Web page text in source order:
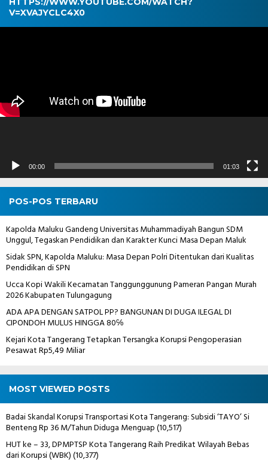
V=XVAJYCLC4X0
Pemutar
00:00 01:03
POS-POS TERBARU
Kapolda Maluku Gandeng Universitas Muhammadiyah Bangun SDM
Unggul, Tegaskan Pendidikan dan Karakter Kunci Masa Depan Maluk
Sidak SPN, Kapolda Maluku: Masa Depan Polri Ditentukan dari Kualitas
Pendidikan di SPN
Ucca Kopi Wakili Kecamatan Tanggunggunung Pameran Pangan Murah
2026 Kabupaten Tulungagung
ADA APA DENGAN SATPOL PP? BANGUNAN DI DUGA ILEGAL DI
CIPONDOH MULUS HINGGA 80℅
Kejari Kota Tangerang Tetapkan Tersangka Korupsi Pengoperasian
Pesawat Rp5,49 Miliar
MOST VIEWED POSTS
Badai Skandal Korupsi Transportasi Kota Tangerang: Subsidi ‘TAYO’ Si
Benteng Rp 36 M/Tahun Diduga Menguap(10,517)
HUT ke – 33, DPMPTSP Kota Tangerang Raih Predikat Wilayah Bebas
dari Korupsi (WBK)(10,377)